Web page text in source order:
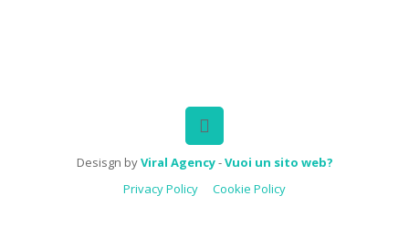
Desisgn byViral Agency-Vuoi un sito web?
Privacy Policy
Cookie Policy